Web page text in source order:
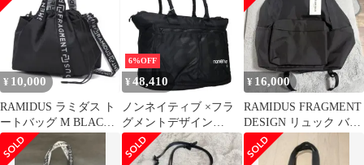
BOMBER JACKET ボン
バージャケット | M | ネ
イビー | メンズ
¥ 10,000
RAMIDUS ラミダス ト
ートバッグ M BLACK
黒 ナイロン 2Way
6%OFF
¥ 48,410
ノンネイティブ ×フラ
グメントデザイン
fragment design
RAMIDUS TOTE BAG
¥ 16,000
RAMIDUS FRAGMENT
DESIGN リュック バッ
クパック